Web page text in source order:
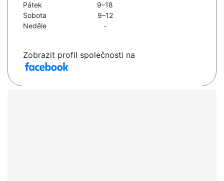
Pátek
9–18
Sobota
9–12
Neděle
-
Zobrazit profil společnosti na